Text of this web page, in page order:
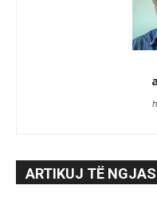
ARTIKUJ TË